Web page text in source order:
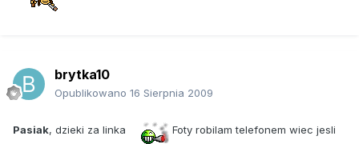
brytka10
Opublikowano 16 Sierpnia 2009
Pasiak , dzieki za linka
Foty robilam telefonem wiec jesli